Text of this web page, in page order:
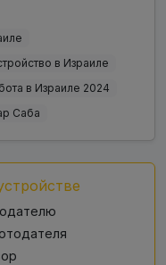
в Израиле
в Израиле 2024
Саба